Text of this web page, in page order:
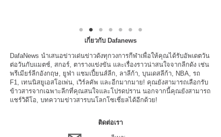
เกี่ยวกับ Dafanews
DafaNews นำเสนอข่าวเด่นข่าวดังทุกวงการกีฬาเพื่อให้คุณได้รับอัพเดตวัน
ต่อวันกับแมตช์, สกอร์, ตารางแข่งขัน และเรื่องราวน่าสนใจจากลีกดัง เช่น
พรีเมียร์ลีกอังกฤษ, ยูฟ่า แชมเปี้ยนส์ลีก, ลาลีก้า, บุนเดสลีก้า, NBA, รถ
F1, เทนนิสยูเอสโอเพ่น, เวิร์ลคัพ และอีกมากมาย! คุณยังสามารถเลือกรับ
ข้าวสารจากเฉพาะลีกที่คุณสนใจและโปรดปราน นอกจากนี้คุณยังสามารถ
แชร์วิดีโอ, บทความข่าวสารบนโลกโซเชี่ยลได้อีกด้วย!
ติดต่อเรา